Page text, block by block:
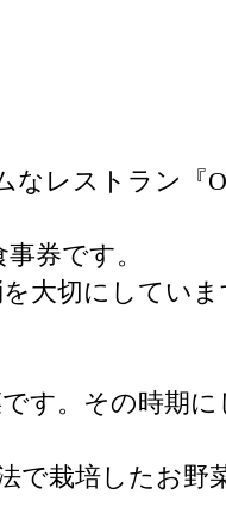
レストラン『
券です。
大切にしていま
す。その時期
で栽培したお野